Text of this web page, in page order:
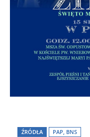
ŹRÓDŁA
PAP, BNS